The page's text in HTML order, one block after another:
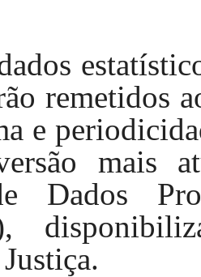
remetidos
e
mais
Dados